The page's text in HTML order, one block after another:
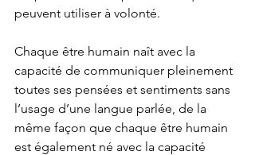
peuvent utiliser à volonté.
Chaque être humain naît avec la
capacité de communiquer pleinement
toutes ses pensées et sentiments sans
l’usage d’une langue parlée, de la
même façon que chaque être humain
est également né avec la capacité